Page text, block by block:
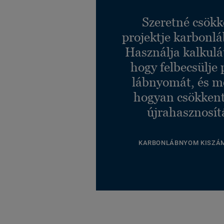
Granit SAND 0298
Ref. 21155298
Szeretné
projektje
Használja
hogy felbecsülje
lábnyomát, és
hogyan
KARBONLÁBNYOM